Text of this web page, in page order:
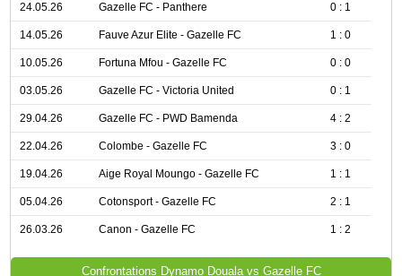
24.05.26 Gazelle FC - Panthere 0 : 1
14.05.26 Fauve Azur Elite - Gazelle FC 1 : 0
10.05.26 Fortuna Mfou - Gazelle FC 0 : 0
03.05.26 Gazelle FC - Victoria United 0 : 1
29.04.26 Gazelle FC - PWD Bamenda 4 : 2
22.04.26 Colombe - Gazelle FC 3 : 0
19.04.26 Aige Royal Moungo - Gazelle FC 1 : 1
05.04.26 Cotonsport - Gazelle FC 2 : 1
26.03.26 Canon - Gazelle FC 1 : 2
Confrontations Dynamo Douala vs Gazelle FC